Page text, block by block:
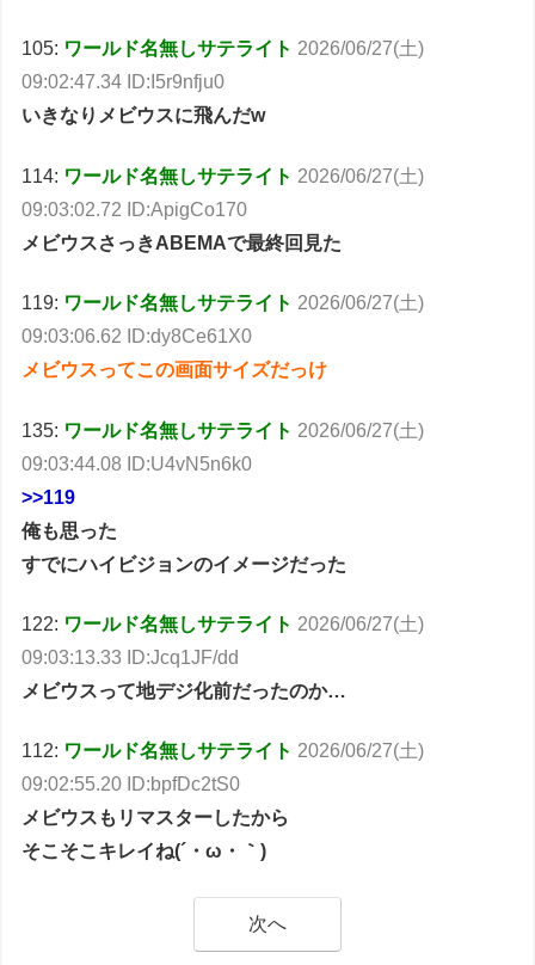
105: ワールド名無しサテライト 2026/06/27(土)
09:02:47.34 ID:I5r9nfju0
いきなりメビウスに飛んだw
114: ワールド名無しサテライト 2026/06/27(土)
09:03:02.72 ID:ApigCo170
メビウスさっきABEMAで最終回見た
119: ワールド名無しサテライト 2026/06/27(土)
09:03:06.62 ID:dy8Ce61X0
メビウスってこの画面サイズだっけ
135: ワールド名無しサテライト 2026/06/27(土)
09:03:44.08 ID:U4vN5n6k0
>>119
俺も思った
すでにハイビジョンのイメージだった
122: ワールド名無しサテライト 2026/06/27(土)
09:03:13.33 ID:Jcq1JF/dd
メビウスって地デジ化前だったのか…
112: ワールド名無しサテライト 2026/06/27(土)
09:02:55.20 ID:bpfDc2tS0
メビウスもリマスターしたから
そこそこキレイね(´・ω・｀)
次へ